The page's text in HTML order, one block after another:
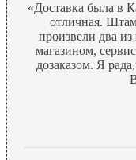
«Доставка была в
отличная.
произвели два
магазином,
дозаказом. Я